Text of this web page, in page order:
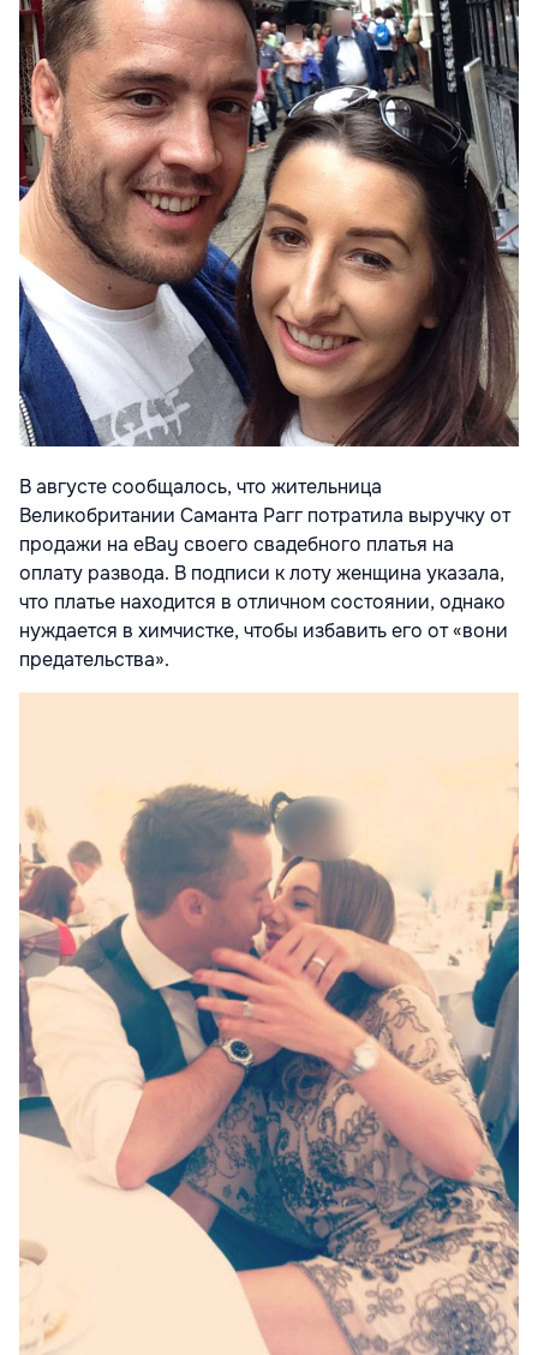
В августе сообщалось, что жительница
Великобритании Саманта Рагг потратила выручку от
продажи на eBay своего свадебного платья на
оплату развода. В подписи к лоту женщина указала,
что платье находится в отличном состоянии, однако
нуждается в химчистке, чтобы избавить его от «вони
предательства».